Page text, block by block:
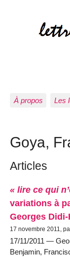
À propos Les
Goya,
Articles
« lire ce qui
variations à
Georges
17 novembre 2011,
17/11/2011 —
Benjamin,